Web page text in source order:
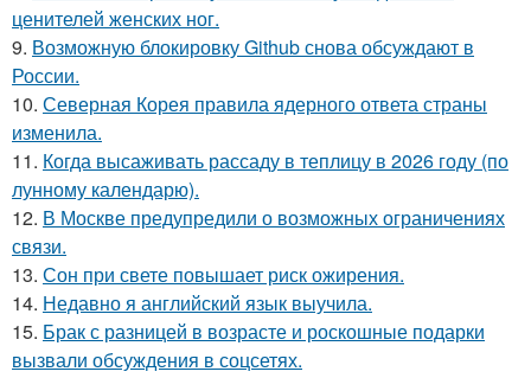
ценителей женских ног.
9. Возможную блокировку Github снова обсуждают в
России.
10. Северная Корея правила ядерного ответа страны
изменила.
11. Когда высаживать рассаду в теплицу в 2026 году (по
лунному календарю).
12. В Москве предупредили о возможных ограничениях
связи.
13. Сон при свете повышает риск ожирения.
14. Недавно я английский язык выучила.
15. Брак с разницей в возрасте и роскошные подарки
вызвали обсуждения в соцсетях.